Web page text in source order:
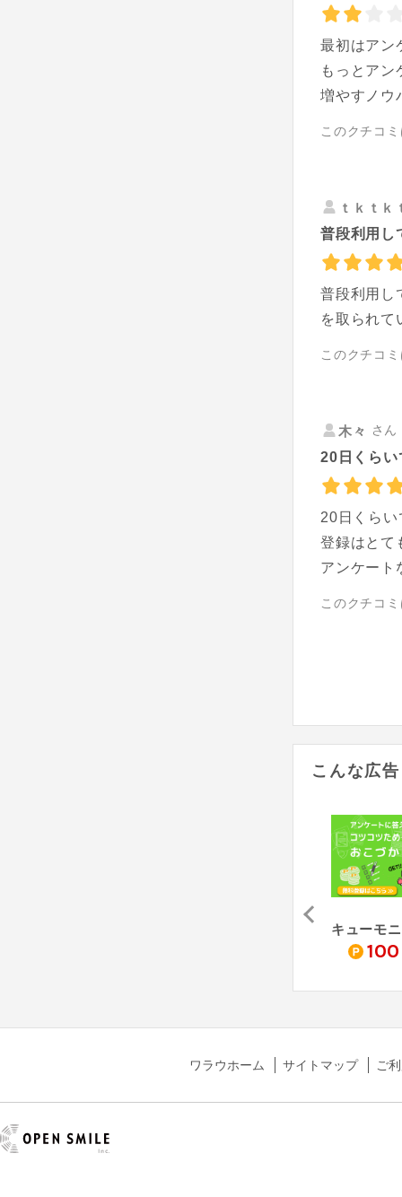
最初はアン
もっとアン
増やすノウ
このクチコ
ｔｋｔｋ
普段利用し
普段利用し
を取られて
このクチコ
木々 さ
20日くらい
20日くらい
登録はとて
アンケート
このクチコ
こんな広
キューモ
100
ワラウホーム サイトマップ ご